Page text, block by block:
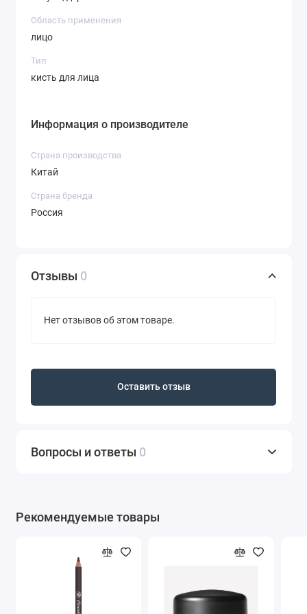
Область применения
лицо
Тип
кисть для лица
Информация о производителе
Страна производства
Китай
Страна бренда
Россия
Отзывы 0
Нет отзывов об этом товаре.
Оставить отзыв
Вопросы и ответы 0
Рекомендуемые товары